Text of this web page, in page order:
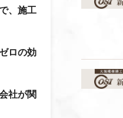
、施工
ロの効
社が関